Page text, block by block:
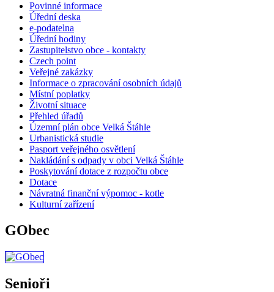
Povinné informace
Úřední deska
e-podatelna
Úřední hodiny
Zastupitelstvo obce - kontakty
Czech point
Veřejné zakázky
Informace o zpracování osobních údajů
Místní poplatky
Životní situace
Přehled úřadů
Územní plán obce Velká Štáhle
Urbanistická studie
Pasport veřejného osvětlení
Nakládání s odpady v obci Velká Štáhle
Poskytování dotace z rozpočtu obce
Dotace
Návratná finanční výpomoc - kotle
Kulturní zařízení
GObec
Senioři